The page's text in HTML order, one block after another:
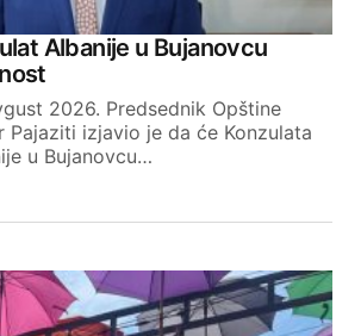
organ, to do sad nije bio.
Albanije u Bujanovcu
2026. Predsednik Opštine
Pajaziti izjavio je da će Konzulata
u Bujanovcu…